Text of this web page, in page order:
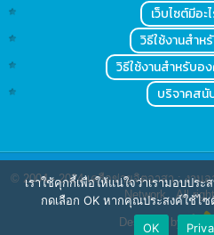
เว็บไซต์มีอะ
วิธีใช้งานสำห
วิธีใช้งานสำหรับอ
บริจาคสนั
© 2004 - 2024เครือข่ายจิตอาสา : งาน
Network . All
Designed by
เราใช้คุกกี้เพื่อให้แน่ใจว่าเรามอบป
กดเลือก OK หากคุณประสงค์ใช้ไ
OK